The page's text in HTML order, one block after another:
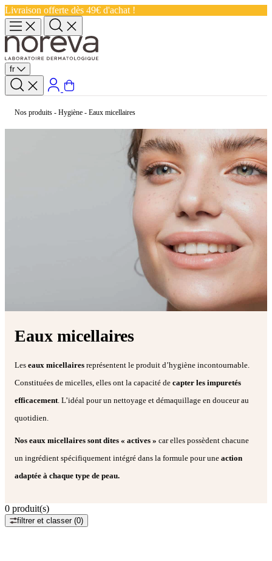
Livraison offerte dès 49€ d'achat !
fr
Nos produits - Hygiène - Eaux micellaires
Eaux micellaires
Les eaux micellaires représentent le produit d’hygiène incontournable.
Constituées de micelles, elles ont la capacité de capter les impuretés
efficacement. L’idéal pour un nettoyage et démaquillage en douceur au
quotidien.
Nos eaux micellaires sont dites « actives » car elles possèdent chacune
un ingrédient spécifiquement intégré dans la formule pour une action
adaptée à chaque type de peau.
0 produit(s)
filtrer et classer (0)